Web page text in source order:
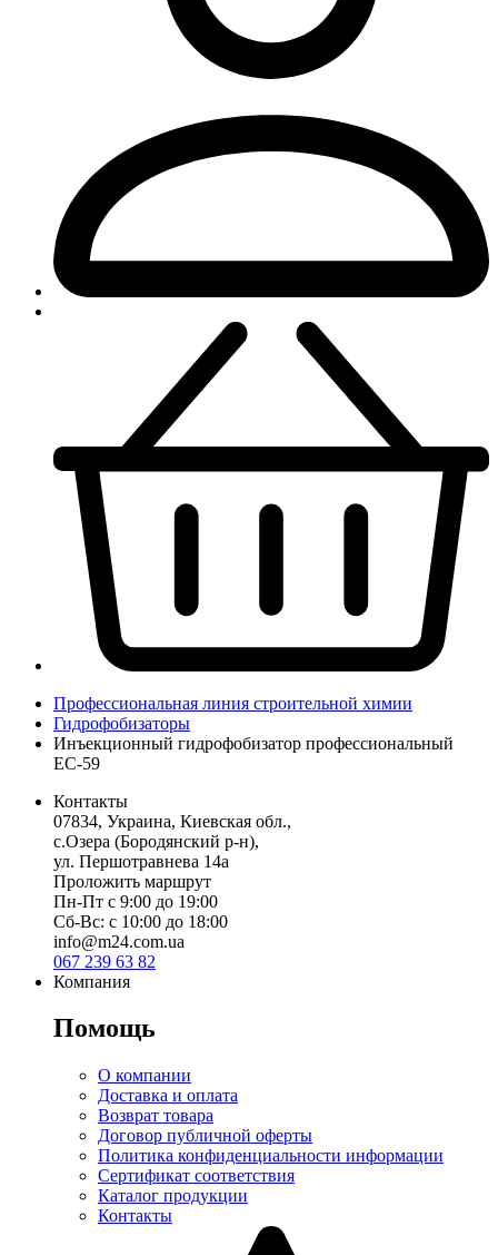
Профессиональная линия строительной химии
Гидрофобизаторы
Инъекционный гидрофобизатор профессиональный
ЕС-59
Контакты
07834, Украина, Киевская обл.,
с.Озера (Бородянский р-н),
ул. Першотравнева 14а
Проложить маршрут
Пн-Пт с 9:00 до 19:00
Сб-Вс: с 10:00 до 18:00
info@m24.com.ua
067 239 63 82
Компания
Помощь
О компании
Доставка и оплата
Возврат товара
Договор публичной оферты
Политика конфиденциальности информации
Сертификат соответствия
Каталог продукции
Контакты